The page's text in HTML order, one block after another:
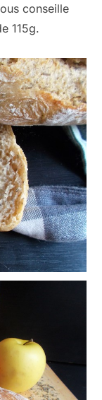
conseille
115g.